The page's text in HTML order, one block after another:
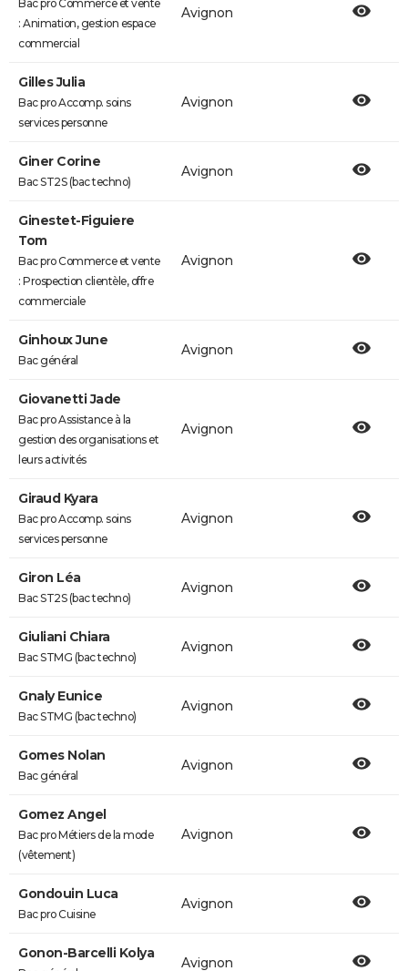
Bac pro Commerce et vente
: Animation, gestion espace
commercial
Avignon
Gilles Julia
Bac pro Accomp. soins
services personne
Avignon
Giner Corine
Bac ST2S (bac techno)
Avignon
Ginestet-Figuiere
Tom
Bac pro Commerce et vente
: Prospection clientèle, offre
commerciale
Avignon
Ginhoux June
Bac général
Avignon
Giovanetti Jade
Bac pro Assistance à la
gestion des organisations et
leurs activités
Avignon
Giraud Kyara
Bac pro Accomp. soins
services personne
Avignon
Giron Léa
Bac ST2S (bac techno)
Avignon
Giuliani Chiara
Bac STMG (bac techno)
Avignon
Gnaly Eunice
Bac STMG (bac techno)
Avignon
Gomes Nolan
Bac général
Avignon
Gomez Angel
Bac pro Métiers de la mode
(vêtement)
Avignon
Gondouin Luca
Bac pro Cuisine
Avignon
Gonon-Barcelli Kolya
Avignon